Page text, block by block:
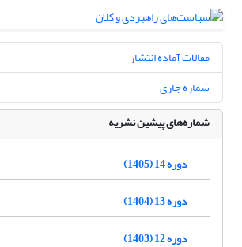
مقالات آماده انتشار
شماره جاری
شماره‌های پیشین نشریه
دوره 14 (1405)
دوره 13 (1404)
دوره 12 (1403)